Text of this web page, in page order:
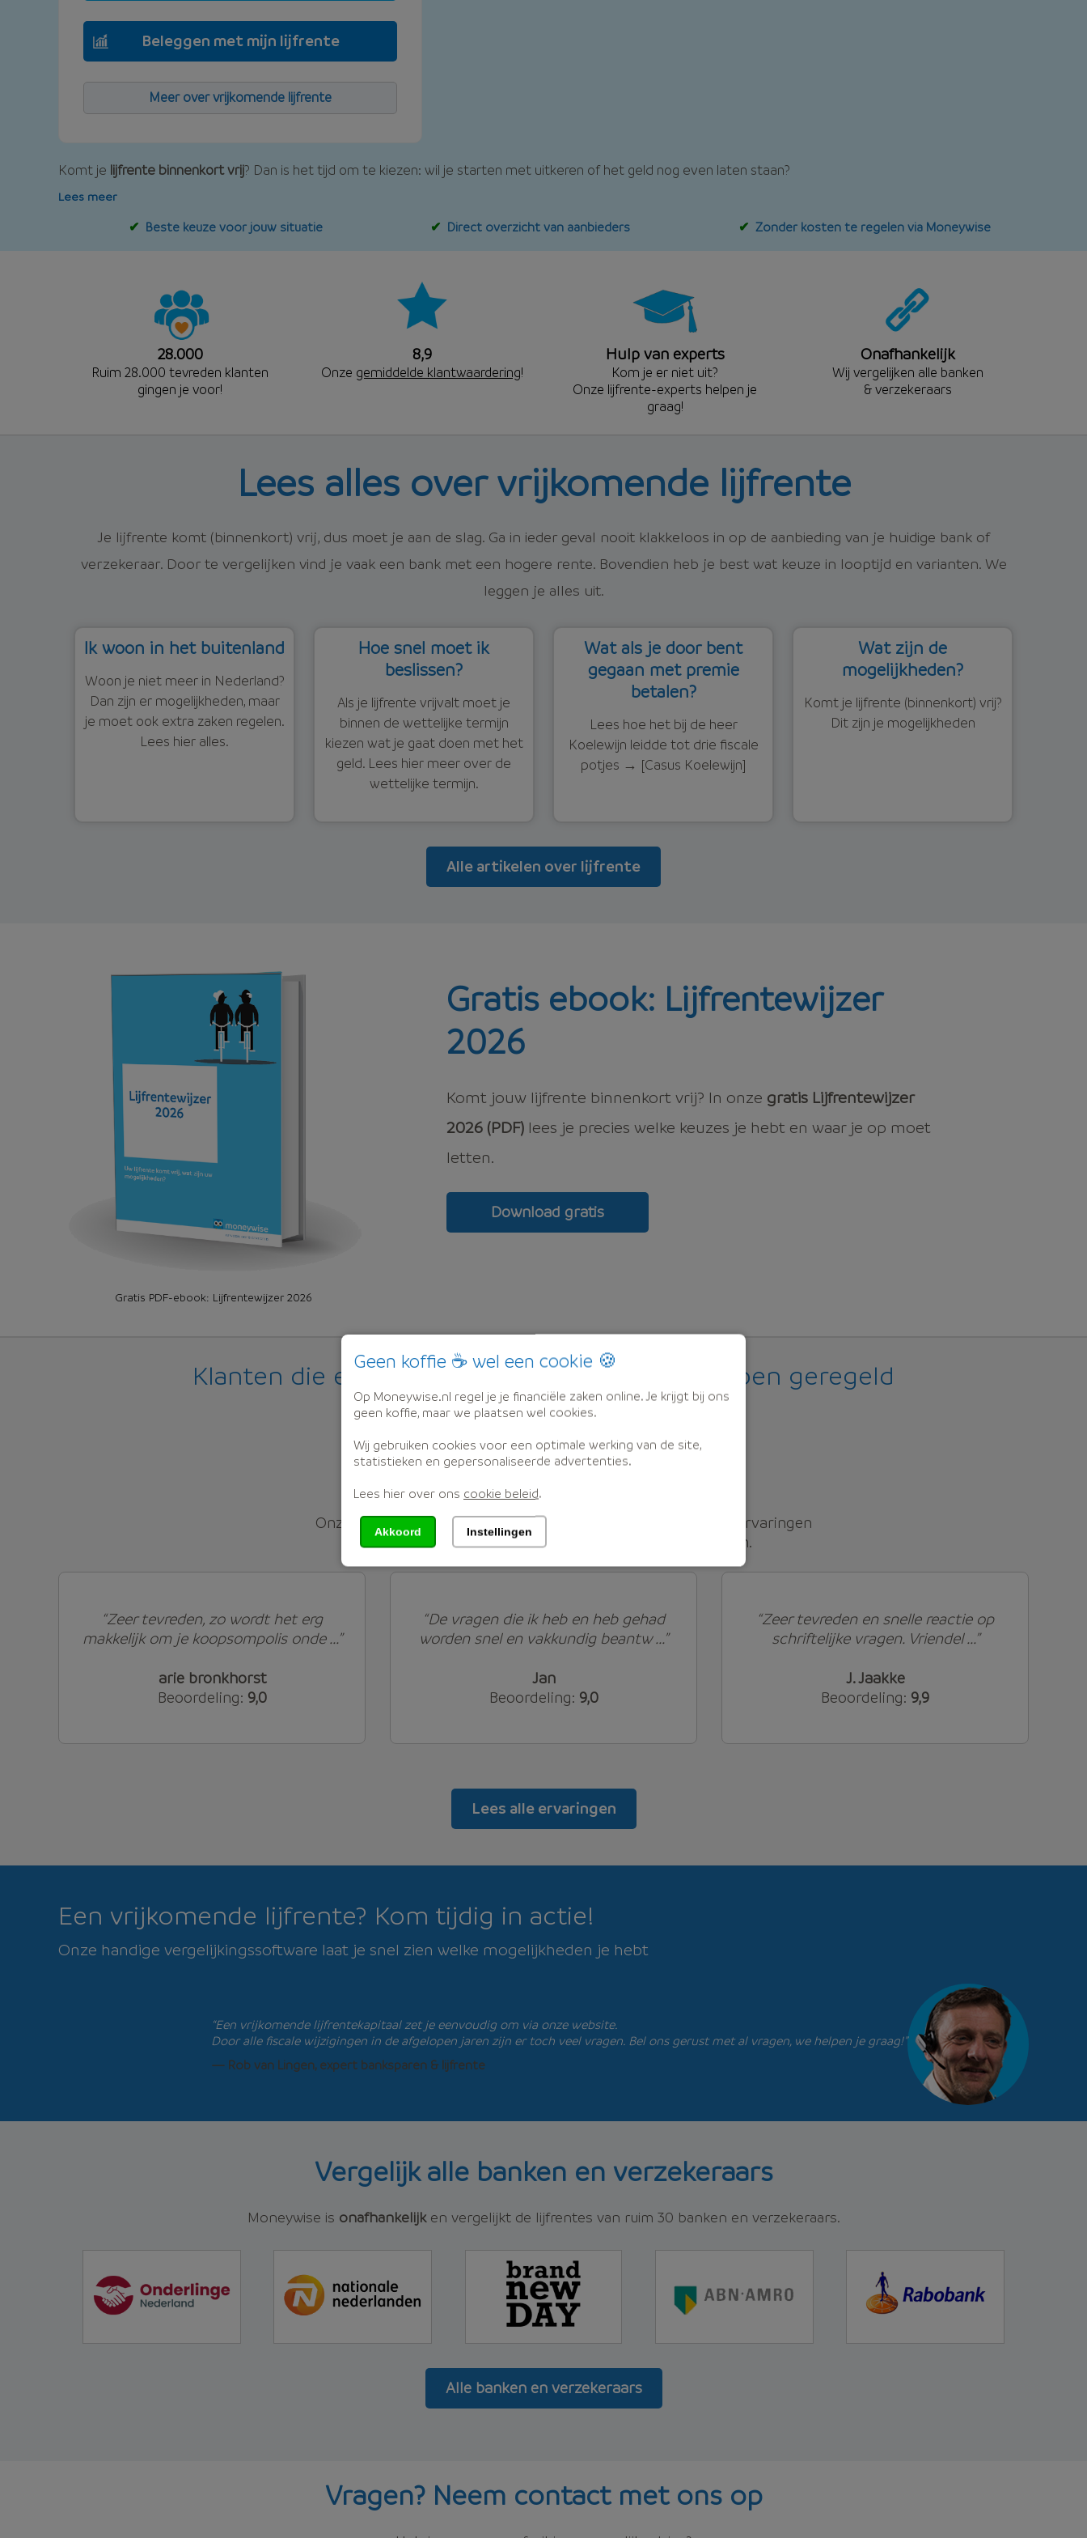
Komt je lijfrente binnenkort vrij? Dan is het tijd om te kiezen: wil je starten met uitkeren of het geld nog even laten staan?
Lees meer
Beste keuze voor jouw situatie Direct overzicht van aanbieders Zonder kosten te regelen via Moneywise
Beleggen met mijn lijfrente
Meer over vrijkomende lijfrente
28.000
Ruim 28.000 tevreden klanten
gingen je voor!
8,9
Onze gemiddelde klantwaardering!
Hulp van experts
Kom je er niet uit?
Onze lijfrente-experts helpen je
graag!
Onafhankelijk
Wij vergelijken alle banken
& verzekeraars
Lees alles over vrijkomende lijfrente
Je lijfrente komt (binnenkort) vrij, dus moet je aan de slag. Ga in ieder geval nooit klakkeloos in op de aanbieding van je huidige bank of
verzekeraar. Door te vergelijken vind je vaak een bank met een hogere rente. Bovendien heb je best wat keuze in looptijd en varianten. We
leggen je alles uit.
Ik woon in het buitenland
Woon je niet meer in Nederland?
Dan zijn er mogelijkheden, maar
je moet ook extra zaken regelen.
Lees hier alles.
Hoe snel moet ik
beslissen?
Als je lijfrente vrijvalt moet je
binnen de wettelijke termijn
kiezen wat je gaat doen met het
geld. Lees hier meer over de
wettelijke termijn.
Wat als je door bent
gegaan met premie
betalen?
Lees hoe het bij de heer
Koelewijn leidde tot drie fiscale
potjes → [Casus Koelewijn]
Wat zijn de
mogelijkheden?
Komt je lijfrente (binnenkort) vrij?
Dit zijn je mogelijkheden
Alle artikelen over lijfrente
Gratis PDF-ebook: Lijfrentewijzer 2026
Gratis ebook: Lijfrentewijzer
2026
Komt jouw lijfrente binnenkort vrij? In onze gratis Lijfrentewijzer
2026 (PDF) lees je precies welke keuzes je hebt en waar je op moet
letten.
Download gratis
Klanten die eenlijfrentevia Moneywise.nl hebben geregeld
8,4
Onze dienstverlening wordt beoordeeld met een
ervaringen
door mensen die hun lijfrente via Moneywise regelden.
“Zeer tevreden, zo wordt het erg
makkelijk om je koopsompolis onde ...”
arie bronkhorst
Beoordeling: 9,0
“De vragen die ik heb en heb gehad
worden snel en vakkundig beantw ...”
Jan
Beoordeling: 9,0
“Zeer tevreden en snelle reactie op
schriftelijke vragen. Vriendel ...”
J. Jaakke
Beoordeling: 9,9
Lees alle ervaringen
Een vrijkomende lijfrente? Kom tijdig in actie!
Onze handige vergelijkingssoftware laat je snel zien welke mogelijkheden je hebt
“Een vrijkomende lijfrentekapitaal zet je eenvoudig om via onze website.
Door alle fiscale wijzigingen in de afgelopen jaren zijn er toch veel vragen. Bel ons gerust met al vragen, we helpen je graag!”
— Rob van Lingen, expert banksparen & lijfrente
Vergelijk alle banken en verzekeraars
Moneywise is onafhankelijken vergelijkt de lijfrentes van ruim 30 banken en verzekeraars.
Alle banken en verzekeraars
Vragen? Neem contact met ons op
Geen koffie ☕ wel een cookie 🍪
Op Moneywise.nl regel je je financiële zaken online. Je krijgt bij ons
geen koffie, maar we plaatsen wel cookies.
Wij gebruiken cookies voor een optimale werking van de site,
statistieken en gepersonaliseerde advertenties.
Lees hier over ons cookie beleid.
Akkoord Instellingen